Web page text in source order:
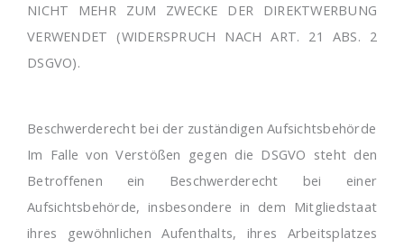
NICHT MEHR ZUM ZWECKE DER DIREKTWERBUNG
VERWENDET (WIDERSPRUCH NACH ART. 21 ABS. 2
DSGVO).
Beschwerderecht bei der zuständigen Aufsichtsbehörde
Im Falle von Verstößen gegen die DSGVO steht den
Betroffenen ein Beschwerderecht bei einer
Aufsichtsbehörde, insbesondere in dem Mitgliedstaat
ihres gewöhnlichen Aufenthalts, ihres Arbeitsplatzes